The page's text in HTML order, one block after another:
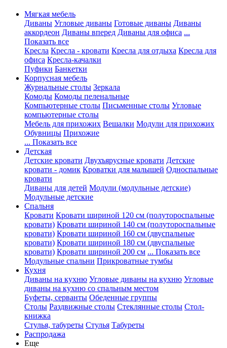
Мягкая мебель
Диваны Угловые диваны Готовые диваны Диваны
аккордеон Диваны вперед Диваны для офиса ...
Показать все
Кресла Кресла - кровати Кресла для отдыха Кресла для
офиса Кресла-качалки
Пуфики Банкетки
Корпусная мебель
Журнальные столы Зеркала
Комоды Комоды пеленальные
Компьютерные столы Письменные столы Угловые
компьютерные столы
Мебель для прихожих Вешалки Модули для прихожих
Обувницы Прихожие
... Показать все
Детская
Детские кровати Двухъярусные кровати Детские
кровати - домик Кроватки для малышей Односпальные
кровати
Диваны для детей Модули (модульные детские)
Модульные детские
Спальня
Кровати Кровати шириной 120 см (полутороспальные
кровати) Кровати шириной 140 см (полутороспальные
кровати) Кровати шириной 160 см (двуспальные
кровати) Кровати шириной 180 см (двуспальные
кровати) Кровати шириной 200 см ... Показать все
Модульные спальни Прикроватные тумбы
Кухня
Диваны на кухню Угловые диваны на кухню Угловые
диваны на кухню со спальным местом
Буфеты, серванты Обеденные группы
Столы Раздвижные столы Стеклянные столы Стол-
книжка
Стулья, табуреты Стулья Табуреты
Распродажа
Еще